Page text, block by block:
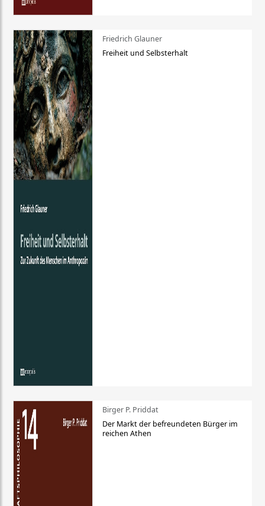
Friedrich Glauner
Freiheit und Selbsterhalt
Birger P. Priddat
Der Markt der befreundeten Bürger im
reichen Athen